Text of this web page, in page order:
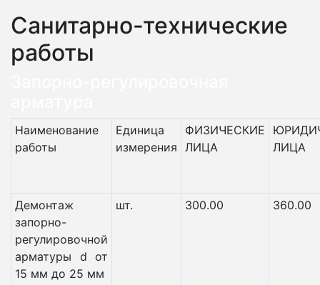
Санитарно-технические
работы
Наименование
работы
Единица
измерения
ФИЗИЧЕСКИЕ
ЛИЦА
ЛИЦА
Демонтаж
запорно-
регулировочной
арматуры d от
15 мм до 25 мм
шт. 300.00 360.00